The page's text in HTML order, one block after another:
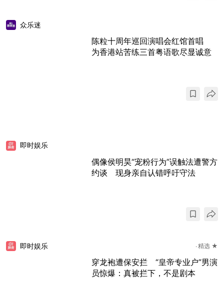
众乐迷
陈粒十周年巡回演唱会红馆首唱
为香港站苦练三首粤语歌尽显诚意
即时娱乐
偶像侯明昊“宠粉行为”误触法遭警方
约谈 现身亲自认错呼吁守法
即时娱乐 精选 ★
穿龙袍遭保安拦 “皇帝专业户”男演
员惊爆：真被拦下，不是剧本